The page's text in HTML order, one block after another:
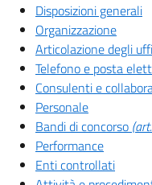
Disposizioni generali
Organizzazione
Articolazione degli
Telefono e posta
Consulenti e
Personale
Bandi di concorso
Performance
Enti controllati